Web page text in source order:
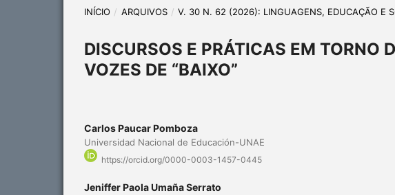
INÍCIO / ARQUIVOS / V. 30 N. 62 (2026): LINGUAGENS, EDUCAÇÃO E
DISCURSOS E PRÁTICAS EM TORNO
VOZES DE “BAIXO”
Carlos Paucar Pomboza
Universidad Nacional de Educación-UNAE
https://orcid.org/0000-0003-1457-0445
Jeniffer Paola Umaña Serrato